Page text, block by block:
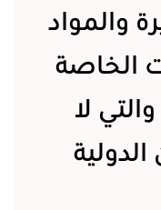
والمواد
الخاصة
لا